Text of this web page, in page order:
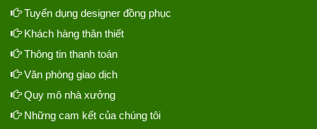
Tuyển dụng designer đồng phục
Khách hàng thân thiết
Thông tin thanh toán
Văn phòng giao dịch
Quy mô nhà xưởng
Những cam kết của chúng tôi